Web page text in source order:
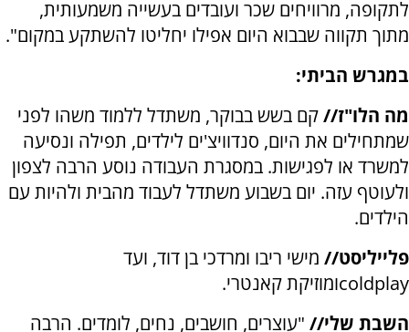
לתקופה, מרוויחים שכר ועובדים בעשייה משמעותית,
מתוך תקווה שבבוא היום אפילו יחליטו להשתקע במקום".
במגרש הביתי:
מה הלו"ז//קם בשש בבוקר, משתדל ללמוד משהו לפני
שמתחילים את היום, סנדוויצ'ים לילדים, תפילה ונסיעה
למשרד או לפגישות. במסגרת העבודה נוסע הרבה לצפון
ולעוטף עזה. יום בשבוע משתדל לעבוד מהבית ולהיות עם
הילדים.
פלייליסט// מישי ריבו ומרדכי בן דוד, ועד
coldplayומוזיקת קאנטרי.
השבת שלי// "עוצרים, חושבים, נחים, לומדים. הרבה